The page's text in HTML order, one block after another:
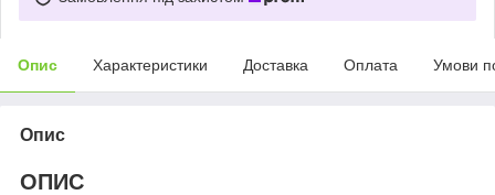
Опис Характеристики Доставка Оплата Умови
Опис
ОПИС